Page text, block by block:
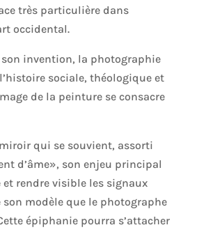
très particulière dans
occidental.
son invention, la photographie
sociale, théologique et
de la peinture se consacre
qui se souvient, assorti
d’âme», son enjeu principal
rendre visible les signaux
modèle que le photographe
épiphanie pourra s’attacher